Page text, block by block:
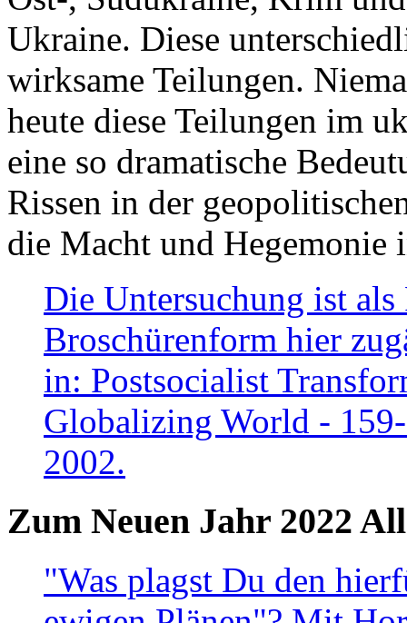
Ukraine. Diese
wirksame Teilungen.
heute diese Teilungen im
eine so dramatische
Rissen in der
die Macht und Hegemonie
Die Untersuchung ist
Broschürenform hier
in: Postsocialist
Globalizing World -
2002.
Zum Neuen Jahr 2022
"Was plagst Du den